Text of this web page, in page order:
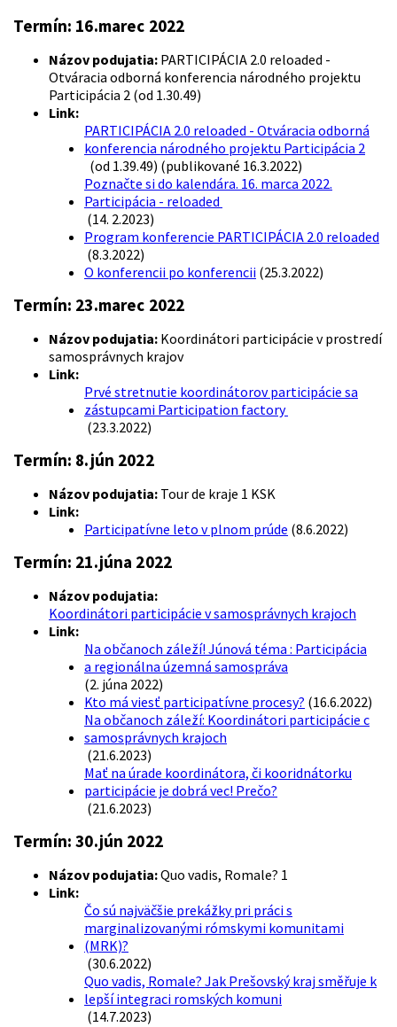
Termín: 16.marec 2022
Názov podujatia: PARTICIPÁCIA 2.0 reloaded -
Otváracia odborná konferencia národného projektu
Participácia 2 (od 1.30.49)
Link:
PARTICIPÁCIA 2.0 reloaded - Otváracia odborná
konferencia národného projektu Participácia 2
(od 1.39.49) (publikované 16.3.2022)
Poznačte si do kalendára. 16. marca 2022.
Participácia - reloaded
(14. 2.2023)
Program konferencie PARTICIPÁCIA 2.0 reloaded
(8.3.2022)
O konferencii po konferencii (25.3.2022)
Termín: 23.marec 2022
Názov podujatia: Koordinátori participácie v prostredí
samosprávnych krajov
Link:
Prvé stretnutie koordinátorov participácie sa
zástupcami Participation factory
(23.3.2022)
Termín: 8.jún 2022
Názov podujatia: Tour de kraje 1 KSK
Link:
Participatívne leto v plnom prúde (8.6.2022)
Termín: 21.júna 2022
Názov podujatia:
Koordinátori participácie v samosprávnych krajoch
Link:
Na občanoch záleží! Júnová téma : Participácia
a regionálna územná samospráva
(2. júna 2022)
Kto má viesť participatívne procesy? (16.6.2022)
Na občanoch záleží: Koordinátori participácie c
samosprávnych krajoch
(21.6.2023)
Mať na úrade koordinátora, či kooridnátorku
participácie je dobrá vec! Prečo?
(21.6.2023)
Termín: 30.jún 2022
Názov podujatia:Quo vadis, Romale? 1
Link:
Čo sú najväčšie prekážky pri práci s
marginalizovanými rómskymi komunitami
(MRK)?
(30.6.2022)
Quo vadis, Romale? Jak Prešovský kraj směřuje k
lepší integraci romských komuni
(14.7.2023)